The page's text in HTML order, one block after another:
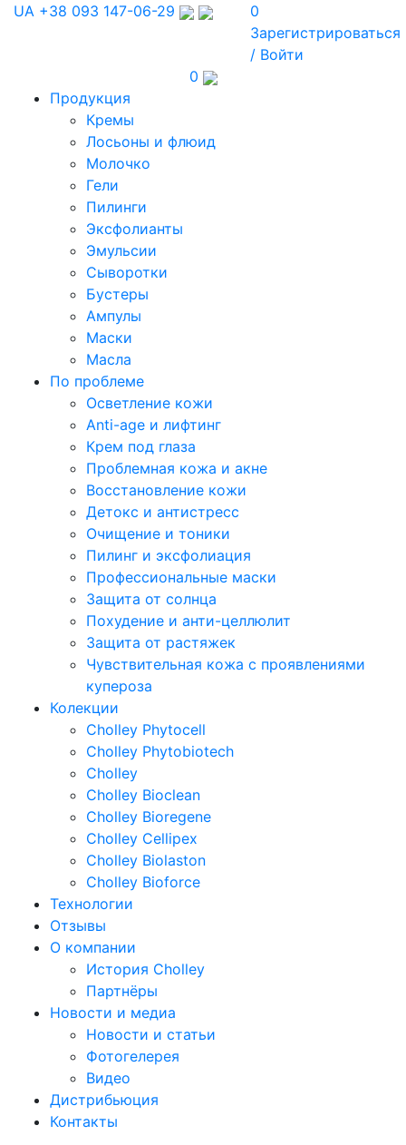
UA +38 093 147-06-29
0
Зарегистрироваться
/ Войти
0
Продукция
Кремы
Лосьоны и флюид
Молочко
Гели
Пилинги
Эксфолианты
Эмульсии
Сыворотки
Бустеры
Ампулы
Маски
Масла
По проблеме
Осветление кожи
Anti-age и лифтинг
Крем под глаза
Проблемная кожа и акне
Восстановление кожи
Детокс и антистресс
Очищение и тоники
Пилинг и эксфолиация
Профессиональные маски
Защита от солнца
Похудение и анти-целлюлит
Защита от растяжек
Чувствительная кожа с проявлениями
купероза
Колекции
Cholley Phytocell
Cholley Phytobiotech
Cholley
Cholley Bioclean
Cholley Bioregene
Cholley Cellipex
Cholley Biolaston
Cholley Bioforce
Технологии
Отзывы
О компании
История Cholley
Партнёры
Новости и медиа
Новости и статьи
Фотогелерея
Видео
Дистрибьюция
Контакты